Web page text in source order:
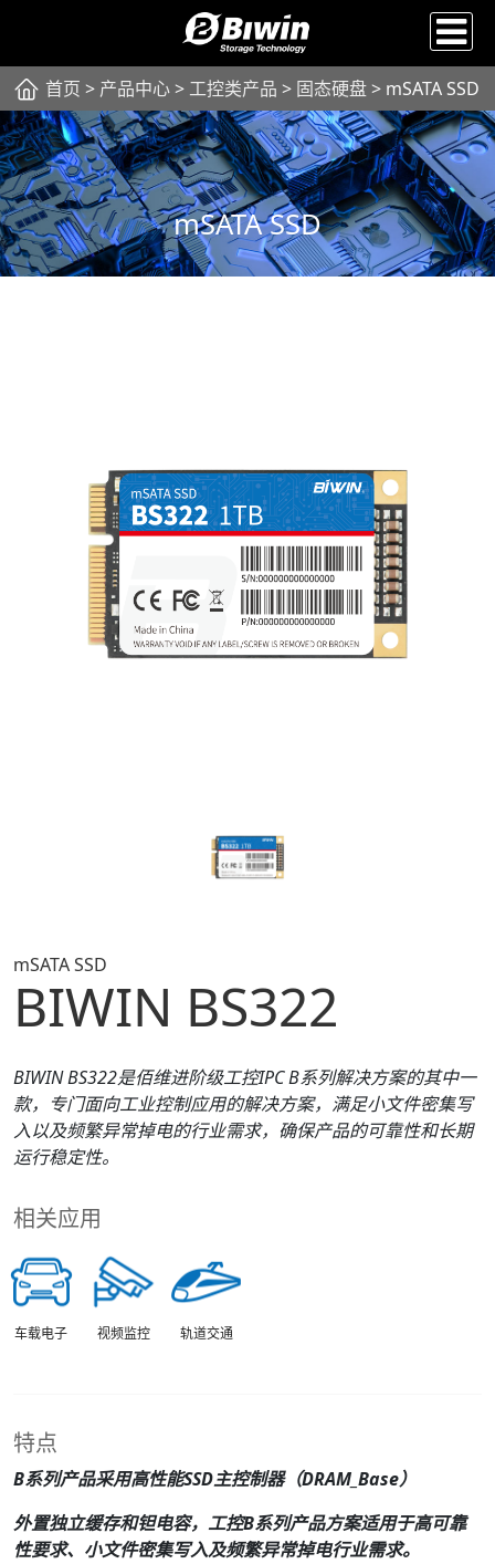
首页 > 产品中心> 工控类产品 > 固态硬盘> mSATA SSD
mSATA SSD
mSATA SSD
BIWIN BS322
BIWINBS322是佰维进阶级工控IPCB系列解决方案的其中一
款，专门面向工业控制应用的解决方案，满足小文件密集写
入以及频繁异常掉电的行业需求，确保产品的可靠性和长期
运行稳定性。
相关应用
车载电子 视频监控 轨道交通
特点
B系列产品采用高性能SSD主控制器（DRAM_ Base）
外置独立缓存和钽电容，工控B系列产品方案适用于高可靠
性要求、小文件密集写入及频繁异常掉电行业需求。